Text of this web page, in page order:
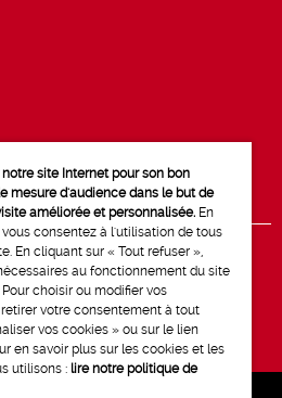
site Internet pour son bon
mesure d'audience dans le but de
améliorée et personnalisée. En
consentez à l'utilisation de tous
En cliquant sur « Tout refuser »,
au fonctionnement du site
choisir ou modifier vos
votre consentement à tout
vos cookies » ou sur le lien
en savoir plus sur les cookies et les
utilisons : lire notre politique de